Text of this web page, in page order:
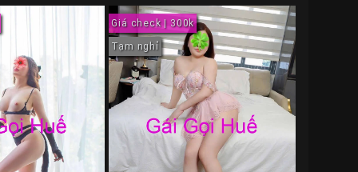
Giá check | 300k
Tạm nghỉ